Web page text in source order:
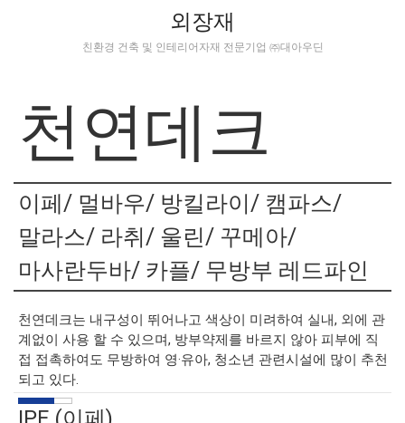
외장재
친환경 건축 및 인테리어자재 전문기업 ㈜대아우딘
천연데크
이페/ 멀바우/ 방킬라이/ 캠파스/
말라스/ 라취/ 울린/ 꾸메아/
마사란두바/ 카플/ 무방부 레드파인
천연데크는 내구성이 뛰어나고 색상이 미려하여 실내, 외에 관
계없이 사용 할 수 있으며, 방부약제를 바르지 않아 피부에 직
접 접촉하여도 무방하여 영·유아, 청소년 관련시설에 많이 추천
되고 있다.